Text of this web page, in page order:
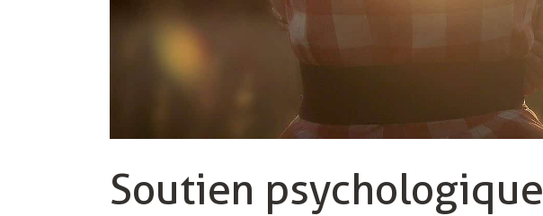
Soutien psychologique